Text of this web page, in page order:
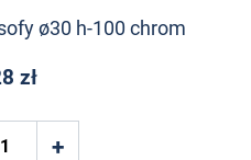
ø30 h-100 chrom
zł